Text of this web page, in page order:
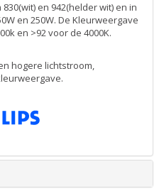
en 942(helder wit) en in
en 250W. De Kleurweergave
en >92 voor de 4000K.
hogere lichtstroom,